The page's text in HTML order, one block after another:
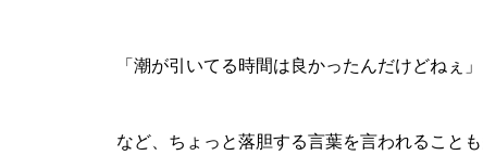
「潮が引いてる時間は良かったんだけどねぇ」
など、ちょっと落胆する言葉を言われることも